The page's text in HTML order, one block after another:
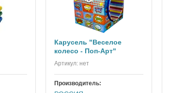
Карусель "Веселое
колесо - Поп-Арт"
Артикул: нет
Производитель: